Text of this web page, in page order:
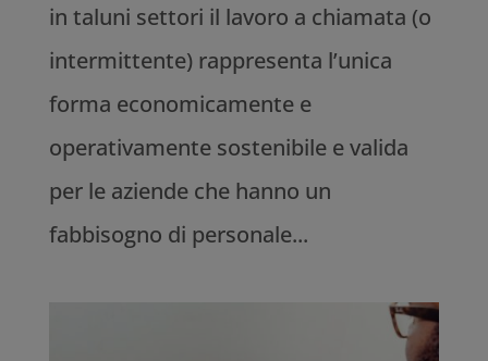
in taluni settori il lavoro a chiamata (o
intermittente) rappresenta l’unica
forma economicamente e
operativamente sostenibile e valida
per le aziende che hanno un
fabbisogno di personale...